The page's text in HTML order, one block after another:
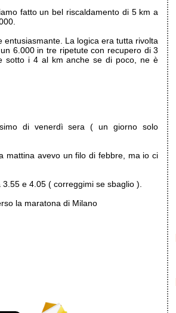
fatto un bel riscaldamento di 5 km a
La logica era tutta rivolta
6.000 in tre ripetute con recupero di 3
sotto i 4 al km anche se di poco, ne è
di venerdì sera ( un giorno solo
mattina avevo un filo di febbre, ma io ci
e 4.05 ( correggimi se sbaglio ).
la maratona di Milano